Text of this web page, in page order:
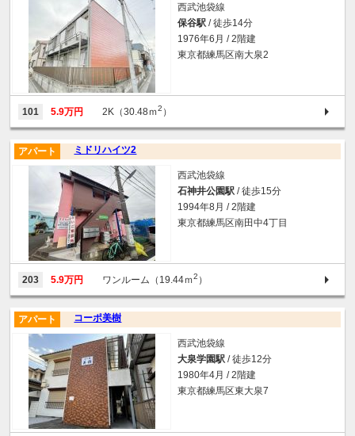
西武池袋線
保谷駅 / 徒歩14分
1976年6月 / 2階建
東京都練馬区南大泉2
101 5.9万円 2K（30.48ｍ2 ）
ミドリハイツ2
アパート
西武池袋線
石神井公園駅 / 徒歩15分
1994年8月 / 2階建
東京都練馬区南田中4丁目
203 5.9万円 ワンルーム（19.44ｍ2 ）
コーポ美樹
アパート
西武池袋線
大泉学園駅 / 徒歩12分
1980年4月 / 2階建
東京都練馬区東大泉7